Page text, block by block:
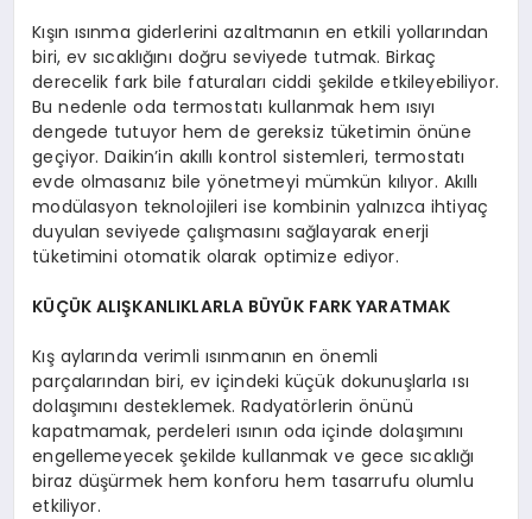
Kışın ısınma giderlerini azaltmanın en etkili yollarından
biri, ev sıcaklığını doğru seviyede tutmak. Birkaç
derecelik fark bile faturaları ciddi şekilde etkileyebiliyor.
Bu nedenle oda termostatı kullanmak hem ısıyı
dengede tutuyor hem de gereksiz tüketimin önüne
geçiyor. Daikin’in akıllı kontrol sistemleri, termostatı
evde olmasanız bile yönetmeyi mümkün kılıyor. Akıllı
modülasyon teknolojileri ise kombinin yalnızca ihtiyaç
duyulan seviyede çalışmasını sağlayarak enerji
tüketimini otomatik olarak optimize ediyor.
KÜÇÜK ALIŞKANLIKLARLA BÜYÜK FARK YARATMAK
Kış aylarında verimli ısınmanın en önemli
parçalarından biri, ev içindeki küçük dokunuşlarla ısı
dolaşımını desteklemek. Radyatörlerin önünü
kapatmamak, perdeleri ısının oda içinde dolaşımını
engellemeyecek şekilde kullanmak ve gece sıcaklığı
biraz düşürmek hem konforu hem tasarrufu olumlu
etkiliyor.